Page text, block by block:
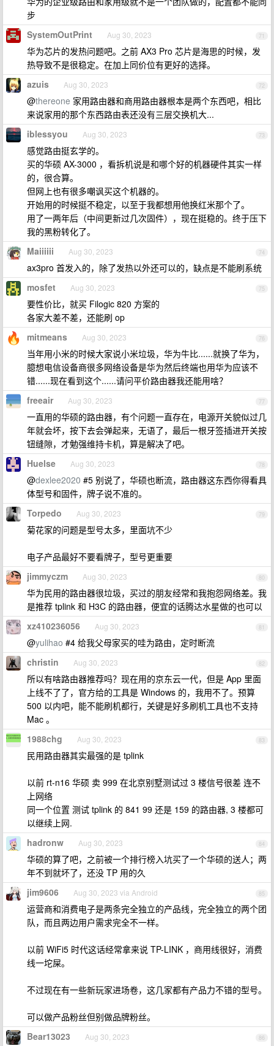
步
71
SystemOutPrint Aug 30, 2023
华为芯片的发热问题吧。之前 AX3 Pro 芯片是海思的时候，发
热导致不是很稳定。在加上同价位有更好的选择。
72
azuis Aug 30, 2023
@thereone 家用路由器和商用路由器根本是两个东西吧，相比
来说家用的那个东西路由表还没有三层交换机大...
73
iblessyou Aug 30, 2023
感觉路由挺玄学的。
买的华硕 AX-3000 ，看拆机说是和哪个好的机器硬件其实一样
的，很合算。
但网上也有很多嘲讽买这个机器的。
开始用的时候挺不稳定，以至于我都想用他换红米那个了。
用了一两年后（中间更新过几次固件），现在挺稳的。终于压下
我的黑粉转化了。
74
Maiiiiii Aug 30, 2023
ax3pro 首发入的，除了发热以外还可以的，缺点是不能刷系统
75
mosfet Aug 30, 2023
要性价比，就买 Filogic 820 方案的
各家大差不差，还能刷 op
76
mitmeans Aug 30, 2023
当年用小米的时候大家说小米垃圾，华为牛比......就换了华为，
臆想电信设备商很多网络设备是华为然后终端也用华为应该不
错......现在看到这个......请问平价路由器我还能用啥？
77
freeair Aug 30, 2023
一直用的华硕的路由器，有个问题一直存在，电源开关貌似过几
年就会坏，按下去会弹起来，无语了，最后一根牙签插进开关按
钮缝隙，才勉强维持卡机，算是解决了吧。
78
Huelse Aug 30, 2023
@dexlee2020 #5 别说了，华硕也断流，路由器这东西你得看具
体型号和固件，牌子说不准的。
79
Torpedo Aug 30, 2023
菊花家的问题是型号太多，里面坑不少
电子产品最好不要看牌子，型号更重要
80
jimmyczm Aug 30, 2023
华为民用的路由器很垃圾，买过的朋友经常和我抱怨网络差。我
是推荐 tplink 和 H3C 的路由器，便宜的话腾达水星做的也可以
81
xz410236056 Aug 30, 2023
@yulihao #4 给我父母家买的哇为路由，定时断流
82
christin Aug 30, 2023
所以有啥路由器推荐吗？现在用的京东云一代，但是 App 里面
上线不了了，官方给的工具是 Windows 的，我用不了。预算
500 以内吧，能不能刷机都行，关键是好多刷机工具也不支持
Mac 。
83
1988chg Aug 30, 2023
民用路由器其实最强的是 tplink
以前 rt-n16 华硕 卖 999 在北京别墅测试过 3 楼信号很差 连不
上网络
同一个位置 测试 tplink 的 841 99 还是 159 的路由器, 3 楼都可
以继续上网.
84
hadronw Aug 30, 2023
华硕的算了吧，之前被一个排行榜入坑买了一个华硕的送人；两
年不到就坏了，还没 TP 用的久
85
jim9606 Aug 30, 2023 via Android
运营商和消费电子是两条完全独立的产品线，完全独立的两个团
队，而且两边用户需求完全不一样。
以前 WiFi5 时代这话经常拿来说 TP-LINK ，商用线很好，消费
线一坨屎。
不过现在有一些新玩家进场卷，这几家都有产品力不错的型号。
可以做产品粉丝但别做品牌粉丝。
86
Bear13023 Aug 30, 2023